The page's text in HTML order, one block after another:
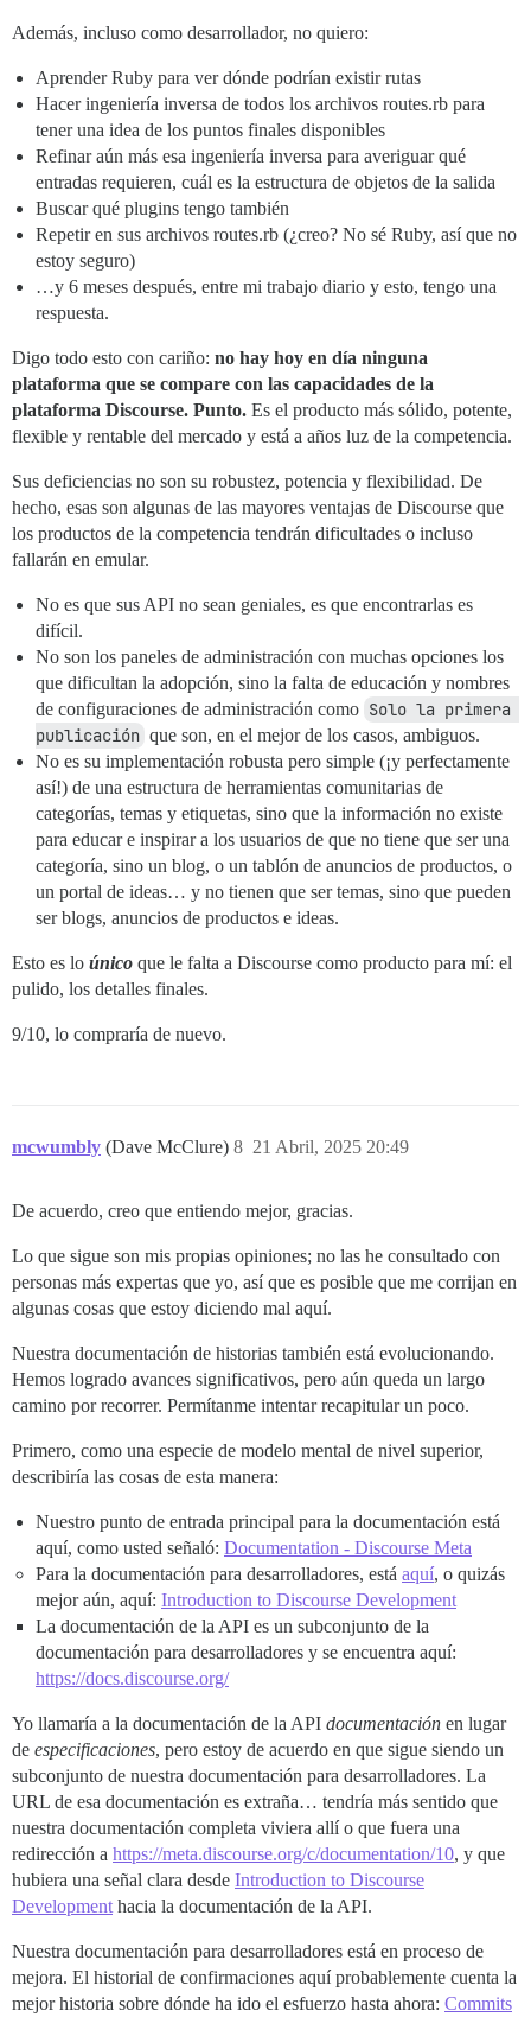
Además, incluso como desarrollador, no quiero:
Aprender Ruby para ver dónde podrían existir rutas
Hacer ingeniería inversa de todos los archivos routes.rb para
tener una idea de los puntos finales disponibles
Refinar aún más esa ingeniería inversa para averiguar qué
entradas requieren, cuál es la estructura de objetos de la salida
Buscar qué plugins tengo también
Repetir en sus archivos routes.rb (¿creo? No sé Ruby, así que no
estoy seguro)
…y 6 meses después, entre mi trabajo diario y esto, tengo una
respuesta.
Digo todo esto con cariño: no hay hoy en día ninguna
plataforma que se compare con las capacidades de la
plataforma Discourse. Punto. Es el producto más sólido, potente,
flexible y rentable del mercado y está a años luz de la competencia.
Sus deficiencias no son su robustez, potencia y flexibilidad. De
hecho, esas son algunas de las mayores ventajas de Discourse que
los productos de la competencia tendrán dificultades o incluso
fallarán en emular.
No es que sus API no sean geniales, es que encontrarlas es
difícil.
No son los paneles de administración con muchas opciones los
que dificultan la adopción, sino la falta de educación y nombres
de configuraciones de administración como Solo la primera
publicación que son, en el mejor de los casos, ambiguos.
No es su implementación robusta pero simple (¡y perfectamente
así!) de una estructura de herramientas comunitarias de
categorías, temas y etiquetas, sino que la información no existe
para educar e inspirar a los usuarios de que no tiene que ser una
categoría, sino un blog, o un tablón de anuncios de productos, o
un portal de ideas… y no tienen que ser temas, sino que pueden
ser blogs, anuncios de productos e ideas.
Esto es lo único que le falta a Discourse como producto para mí: el
pulido, los detalles finales.
9/10, lo compraría de nuevo.
mcwumbly (Dave McClure) 21 Abril, 2025 20:49
8
De acuerdo, creo que entiendo mejor, gracias.
Lo que sigue son mis propias opiniones; no las he consultado con
personas más expertas que yo, así que es posible que me corrijan en
algunas cosas que estoy diciendo mal aquí.
Nuestra documentación de historias también está evolucionando.
Hemos logrado avances significativos, pero aún queda un largo
camino por recorrer. Permítanme intentar recapitular un poco.
Primero, como una especie de modelo mental de nivel superior,
describiría las cosas de esta manera:
Nuestro punto de entrada principal para la documentación está
aquí, como usted señaló: Documentation - Discourse Meta
Para la documentación para desarrolladores, está aquí, o quizás
mejor aún, aquí: Introduction to Discourse Development
La documentación de la API es un subconjunto de la
documentación para desarrolladores y se encuentra aquí:
https://docs.discourse.org/
Yo llamaría a la documentación de la API documentación en lugar
de especificaciones, pero estoy de acuerdo en que sigue siendo un
subconjunto de nuestra documentación para desarrolladores. La
URL de esa documentación es extraña… tendría más sentido que
nuestra documentación completa viviera allí o que fuera una
redirección a https://meta.discourse.org/c/documentation/10, y que
hubiera una señal clara desde Introduction to Discourse
Development hacia la documentación de la API.
Nuestra documentación para desarrolladores está en proceso de
mejora. El historial de confirmaciones aquí probablemente cuenta la
mejor historia sobre dónde ha ido el esfuerzo hasta ahora: Commits